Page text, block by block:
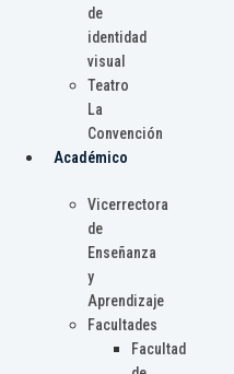
de
identidad
visual
Teatro
La
Convención
Académico
Vicerrectora
de
Enseñanza
y
Aprendizaje
Facultades
Facultad